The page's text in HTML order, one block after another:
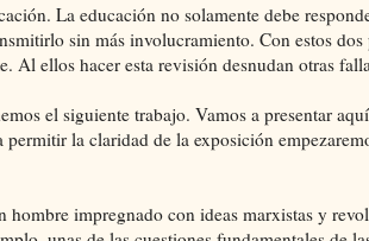
La educación no solamente debe
sin más involucramiento. Con estos dos
Al ellos hacer esta revisión desnudan otras
el siguiente trabajo. Vamos a presentar
la claridad de la exposición
impregnado con ideas marxistas y